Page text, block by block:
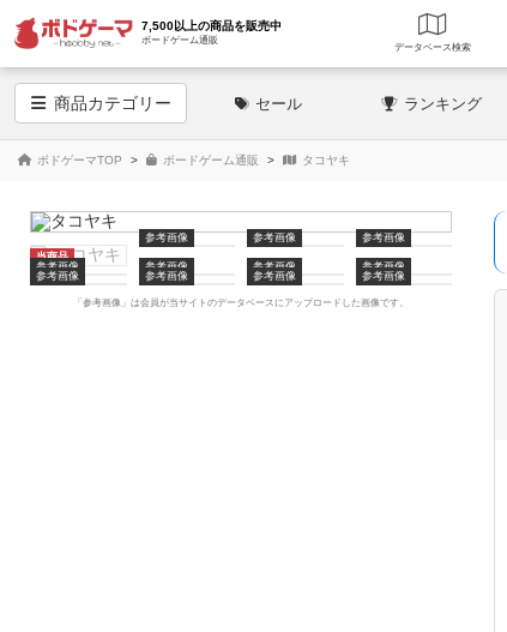
7,500以上の商品を販売中
ボードゲーム通販
データベース
商品カテゴリー セール ランキング
ボドゲーマTOP ボードゲーム通販 タコヤキ
当商品
参考画像 参考画像 参考画像
参考画像 参考画像 参考画像
参考画像
参考画像
参考画像 参考画像 参考画像
「参考画像」は会員が当サイトのデータベースにアップロードした画像です。